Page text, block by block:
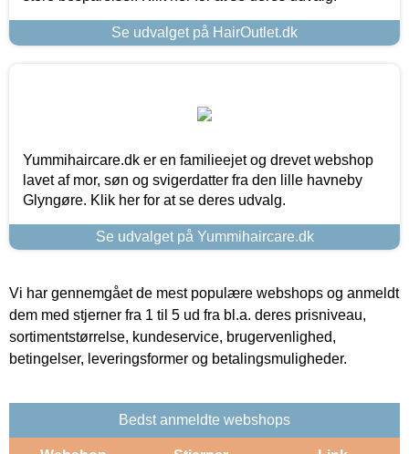
Se udvalget på HairOutlet.dk
Yummihaircare.dk er en familieejet og drevet webshop
lavet af mor, søn og svigerdatter fra den lille havneby
Glyngøre. Klik her for at se deres udvalg.
Se udvalget på Yummihaircare.dk
Vi har gennemgået de mest populære webshops og anmeldt
dem med stjerner fra 1 til 5 ud fra bl.a. deres prisniveau,
sortimentstørrelse, kundeservice, brugervenlighed,
betingelser, leveringsformer og betalingsmuligheder.
Bedst anmeldte webshops